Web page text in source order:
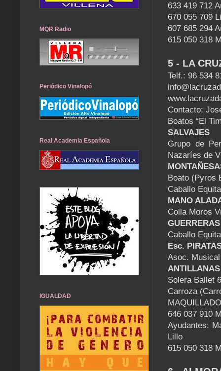
633 419 712
670 055 709
607 685 294
615 050 318
5 - LA
Telf.: 96 534
Contacto:
Boatos “El
SALVAJES
Grupo de
Nazaríes de
Boato (Pyros
Caballo
MANO
Colla Moros
Caballo
Esc.
Asoc.
ANTILLANAS
Solera Ballet
Carroza
646 037 910
Ayudantes:
Lillo
615 050 318
MQR Radio
Periódico Vinalopó
Real Academia Española
IGUALDAD